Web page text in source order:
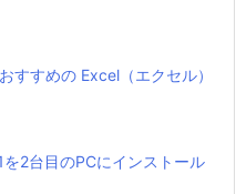
すすめの Excel（エクセル）
2台目のPCにインストール